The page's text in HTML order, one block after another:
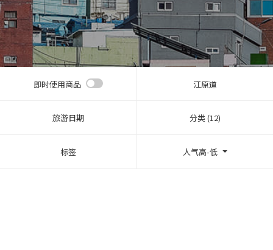
文 (台灣)
即时使用商品 江原道
旅游日期 分类 (12)
标签 人气高-低